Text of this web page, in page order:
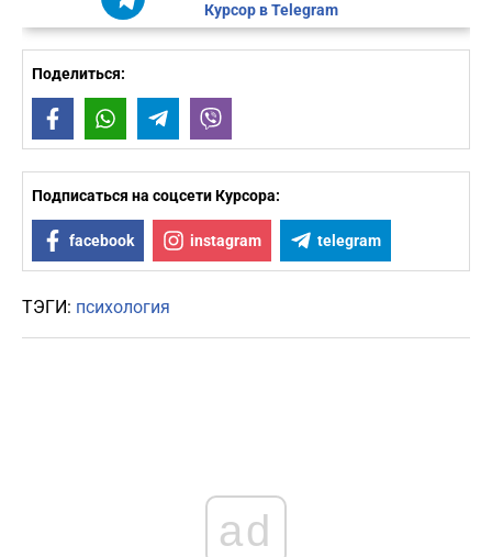
Курсор в Telegram
Поделиться:
FacebookWhatsAppTelegram
Подписаться на соцсети Курсора:
facebook instagram telegram
ТЭГИ: психология
ad